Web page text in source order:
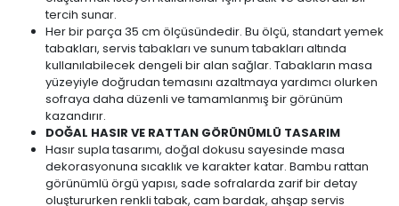
tercih sunar.
Her bir parça 35 cm ölçüsündedir. Bu ölçü, standart yemek
tabakları, servis tabakları ve sunum tabakları altında
kullanılabilecek dengeli bir alan sağlar. Tabakların masa
yüzeyiyle doğrudan temasını azaltmaya yardımcı olurken
sofraya daha düzenli ve tamamlanmış bir görünüm
kazandırır.
DOĞAL HASIR VE RATTAN GÖRÜNÜMLÜ TASARIM
Hasır supla tasarımı, doğal dokusu sayesinde masa
dekorasyonuna sıcaklık ve karakter katar. Bambu rattan
görünümlü örgü yapısı, sade sofralarda zarif bir detay
oluştururken renkli tabak, cam bardak, ahşap servis